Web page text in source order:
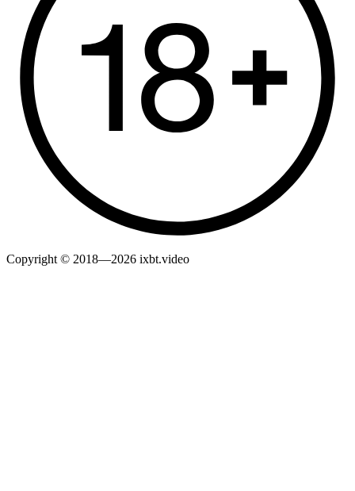
Copyright © 2018—2026 ixbt.video